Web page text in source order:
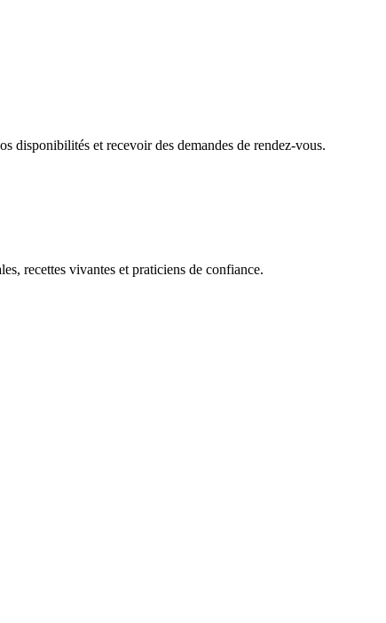
disponibilités et recevoir des demandes de rendez-vous.
recettes vivantes et praticiens de confiance.